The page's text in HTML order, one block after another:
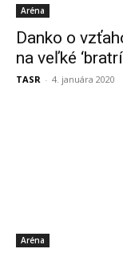
Aréna
Danko o
na veľké
TASR - 4. januára 2020
Aréna